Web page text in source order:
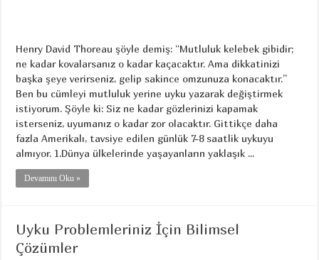
Henry David Thoreau şöyle demiş: “Mutluluk kelebek gibidir;
ne kadar kovalarsanız o kadar kaçacaktır. Ama dikkatinizi
başka şeye verirseniz, gelip sakince omzunuza konacaktır.”
Ben bu cümleyi mutluluk yerine uyku yazarak değiştirmek
istiyorum. Şöyle ki: Siz ne kadar gözlerinizi kapamak
isterseniz, uyumanız o kadar zor olacaktır. Gittikçe daha
fazla Amerikalı, tavsiye edilen günlük 7-8 saatlik uykuyu
almıyor. 1.Dünya ülkelerinde yaşayanların yaklaşık ...
Devamını Oku »
Uyku Problemleriniz İçin Bilimsel
Çözümler